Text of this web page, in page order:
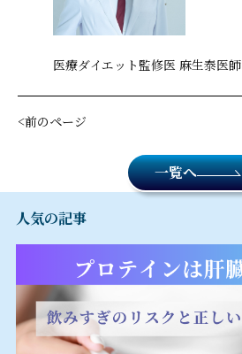
医療ダイエット監修医 麻生泰医師
前のページ
一覧へ
人気の記事